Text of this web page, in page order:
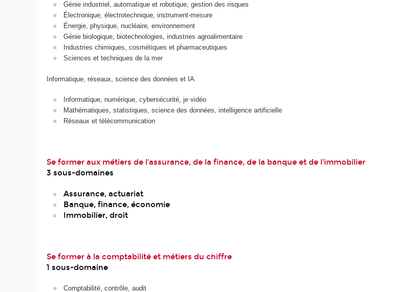
Génie industriel, automatique et robotique, gestion des risques
Électronique, électrotechnique, instrument-mesure
Énergie, physique, nucléaire, environnement
Génie biologique, biotechnologies, industries agroalimentaire
Industries chimiques, cosmétiques et pharmaceutiques
Sciences et techniques de la mer
Informatique, réseaux, science des données et IA
Informatique, numérique, cybersécurité, je vidéo
Mathématiques, statistiques, science des données, intelligence artificielle
Réseaux et télécommunication
Se former aux métiers de l'assurance, de la finance, de la banque et de l'immobilier
3 sous-domaines
Assurance, actuariat
Banque, finance, économie
Immobilier, droit
Se former à la comptabilité et métiers du chiffre
1 sous-domaine
Comptabilité, contrôle, audit